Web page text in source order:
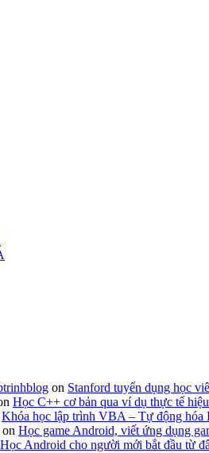
on Stanford tuyển dụng học
Học C++ cơ bản qua ví dụ thực tế
Khóa học lập trình VBA – Tự động
on Học game Android, viết ứng dụng
Học Android cho người mới bắt đầu từ